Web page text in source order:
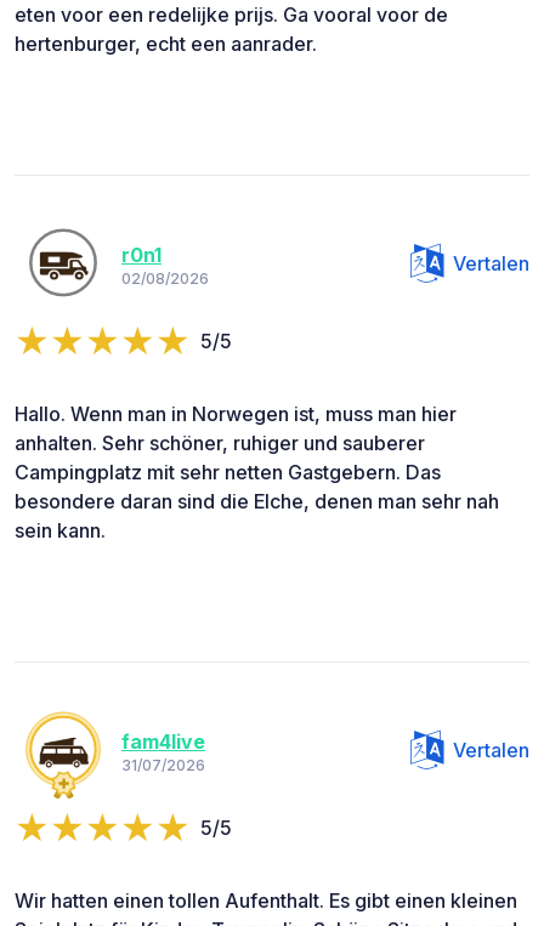
eten voor een redelijke prijs. Ga vooral voor de
hertenburger, echt een aanrader.
r0n1
02/08/2026
Vertalen
5/5
Hallo. Wenn man in Norwegen ist, muss man hier
anhalten. Sehr schöner, ruhiger und sauberer
Campingplatz mit sehr netten Gastgebern. Das
besondere daran sind die Elche, denen man sehr nah
sein kann.
fam4live
31/07/2026
Vertalen
5/5
Wir hatten einen tollen Aufenthalt. Es gibt einen kleinen